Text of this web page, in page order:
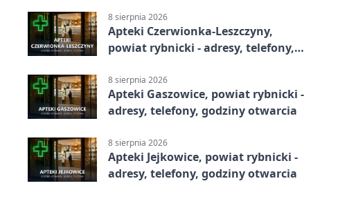
8 sierpnia 2026
Apteki Czerwionka-Leszczyny,
powiat rybnicki - adresy, telefony,
8 sierpnia 2026
Apteki Gaszowice, powiat rybnicki -
adresy, telefony, godziny otwarcia
8 sierpnia 2026
Apteki Jejkowice, powiat rybnicki -
adresy, telefony, godziny otwarcia